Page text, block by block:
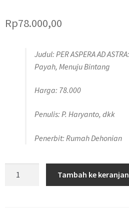
Rp78.000,00
Judul: PER ASPERA AD
Payah, Menuju Bintang
Harga: 78.000
Penulis: P. Haryanto, dkk
Penerbit: Rumah Dehonian
Tambah ke